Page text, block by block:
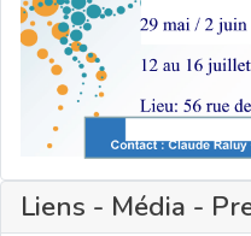
Liens - Média -